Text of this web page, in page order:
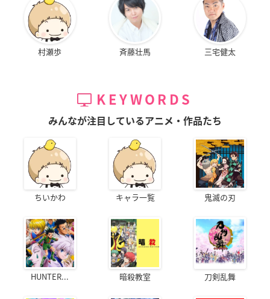
村瀬歩 斉藤壮馬 三宅健太
KEYWORDS
みんなが注目しているアニメ・作品たち
ちいかわ キャラ一覧 鬼滅の刃
HUNTER... 暗殺教室 刀剣乱舞